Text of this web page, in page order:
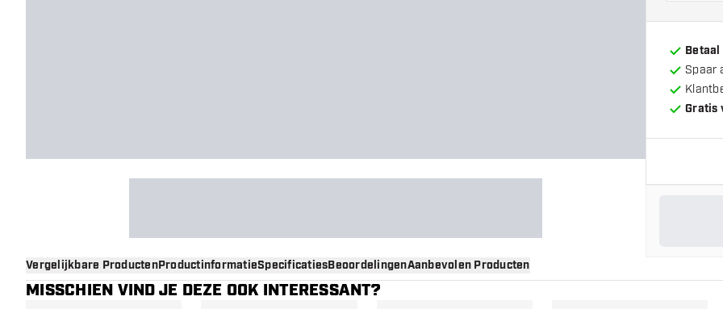
Spaar
Gratis
Vergelijkbare ProductenProductinformatieSpecificatiesBeoordelingenAanbevolen Producten
MISSCHIEN VIND JE DEZE OOK INTERESSANT?